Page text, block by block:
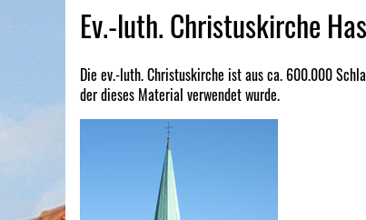
Ev.-luth. Christuskirche
Die ev.-luth. Christuskirche ist aus ca. 600.000
der dieses Material verwendet wurde.